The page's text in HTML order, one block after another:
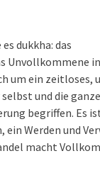
dukkha: das
Unvollkommene
um ein zeitloses,
und die
begriffen. Es
ein Werden und
macht